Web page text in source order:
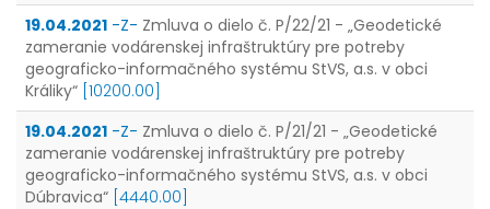
19.04.2021 -Z- Zmluva o dielo č. P/22/21 - „Geodetické
zameranie vodárenskej infraštruktúry pre potreby
geograficko-informačného systému StVS, a.s. v obci
Králiky“ [10200.00]
19.04.2021 -Z- Zmluva o dielo č. P/21/21 - „Geodetické
zameranie vodárenskej infraštruktúry pre potreby
geograficko-informačného systému StVS, a.s. v obci
Dúbravica“ [4440.00]